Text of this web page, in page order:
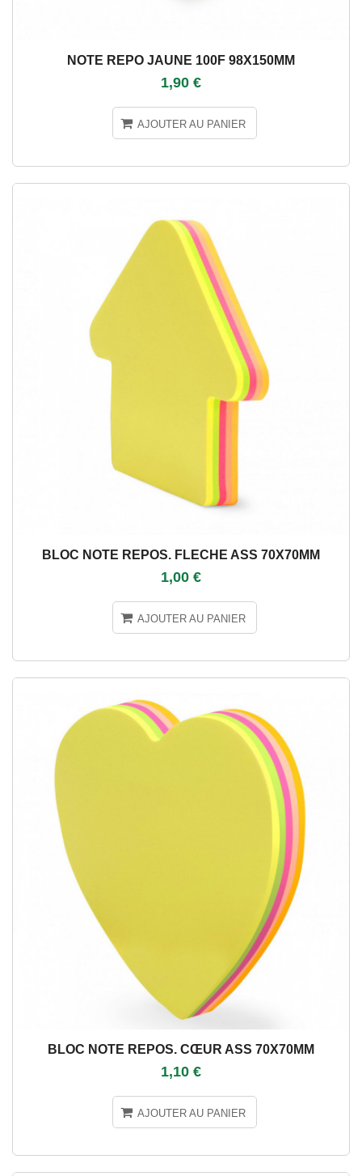
NOTE REPO JAUNE 100F 98X150MM
1,90 €
AJOUTER AU PANIER
BLOC NOTE REPOS. FLECHE ASS 70X70MM
1,00 €
AJOUTER AU PANIER
BLOC NOTE REPOS. CŒUR ASS 70X70MM
1,10 €
AJOUTER AU PANIER